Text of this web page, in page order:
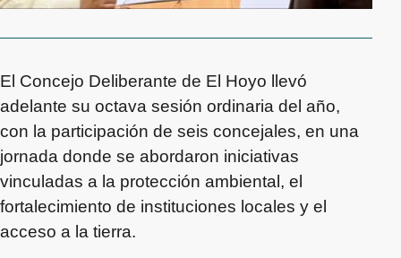
El Concejo Deliberante de El Hoyo llevó
adelante su octava sesión ordinaria del año,
con la participación de seis concejales, en una
jornada donde se abordaron iniciativas
vinculadas a la protección ambiental, el
fortalecimiento de instituciones locales y el
acceso a la tierra.